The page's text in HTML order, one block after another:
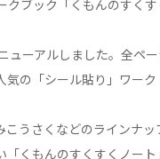
ブック「くもんのすく
ューアルしました。全ペ
の「シール貼り」ワーク
うさくなどのラインナ
くもんのすくすくノー